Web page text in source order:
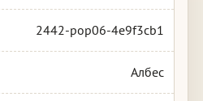
2442-pop06-4e9f3cb1
Албес